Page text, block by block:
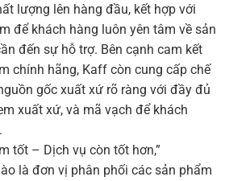
lượng lên hàng đầu, kết hợp với
để khách hàng luôn yên tâm về sản
đến sự hỗ trợ. Bên cạnh cam kết
chính hãng, Kaff còn cung cấp chế
gốc xuất xứ rõ ràng với đầy đủ
xuất xứ, và mã vạch để khách
tốt – Dịch vụ còn tốt hơn,”
là đơn vị phân phối các sản phẩm